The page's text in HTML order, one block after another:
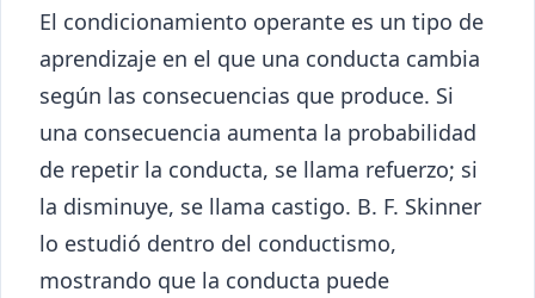
El condicionamiento operante es un tipo de
aprendizaje en el que una conducta cambia
según las consecuencias que produce. Si
una consecuencia aumenta la probabilidad
de repetir la conducta, se llama refuerzo; si
la disminuye, se llama castigo. B. F. Skinner
lo estudió dentro del conductismo,
mostrando que la conducta puede